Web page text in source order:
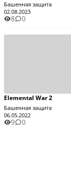
Башенная защита
02.08.2023
8 0
Elemental War 2
Башенная защита
06.05.2022
9 0